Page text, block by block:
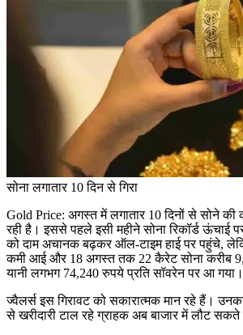
सोना लगातार 10 दिन से गिरा
Gold Price: अगस्त में लगातार 10 दिनों से सोने की
रही है। इससे पहले इसी महीने सोना रिकॉर्ड ऊंचाई
को दाम अचानक बढ़कर ऑल-टाइम हाई पर पहुंचे,
कमी आई और 18 अगस्त तक 22 कैरेट सोना करीब
यानी लगभग 74,240 रुपये प्रति सॉवरेन पर आ गया।
ज्वैलर्स इस गिरावट को सकारात्मक मान रहे हैं।
से खरीदारी टाल रहे ग्राहक अब बाजार में लौट सकते